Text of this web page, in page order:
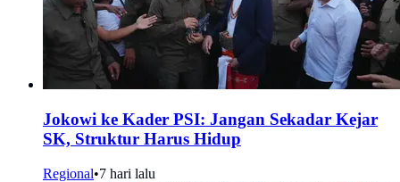
Jokowi ke Kader PSI: Jangan Sekadar Kejar
SK, Struktur Harus Hidup
Regional•7 hari lalu